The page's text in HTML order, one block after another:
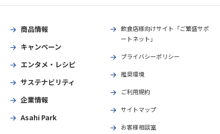
商品情報
キャンペーン
エンタメ・レシピ
サステナビリティ
企業情報
Asahi Park
飲食店様向けサイト「ご繁盛サポ
ートネット」
プライバシーポリシー
推奨環境
ご利用規約
サイトマップ
お客様相談室